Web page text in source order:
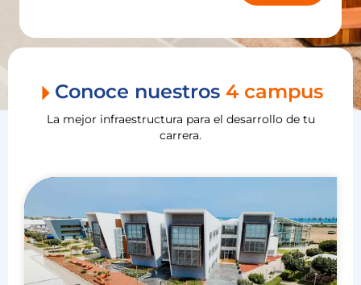
Conoce nuestros 4 campus
La mejor infraestructura para el desarrollo de tu
carrera.